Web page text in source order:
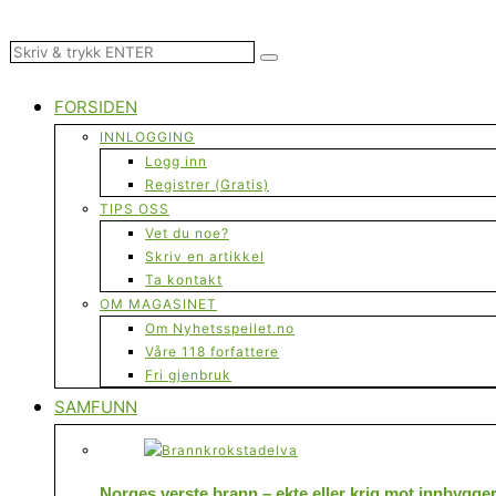
FORSIDEN
INNLOGGING
Logg inn
Registrer (Gratis)
TIPS OSS
Vet du noe?
Skriv en artikkel
Ta kontakt
OM MAGASINET
Om Nyhetsspeilet.no
Våre 118 forfattere
Fri gjenbruk
SAMFUNN